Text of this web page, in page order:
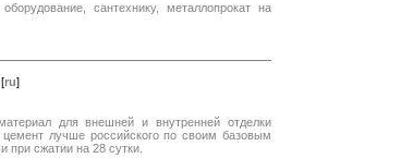
сантехнику, металлопрокат на
[ru]
для внешней и внутренней отделки
цемент лучше российского по своим базовым
при сжатии на 28 сутки.